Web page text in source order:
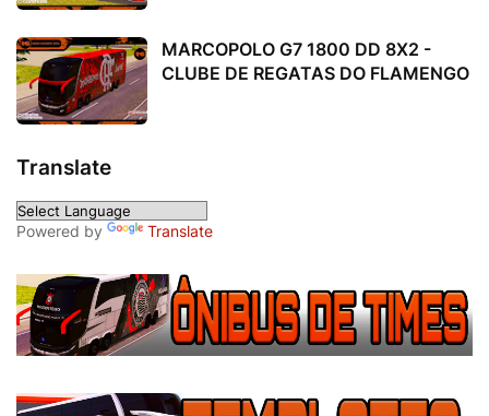
MARCOPOLO G7 1800 DD 8X2 -
CLUBE DE REGATAS DO FLAMENGO
Translate
Powered by Translate